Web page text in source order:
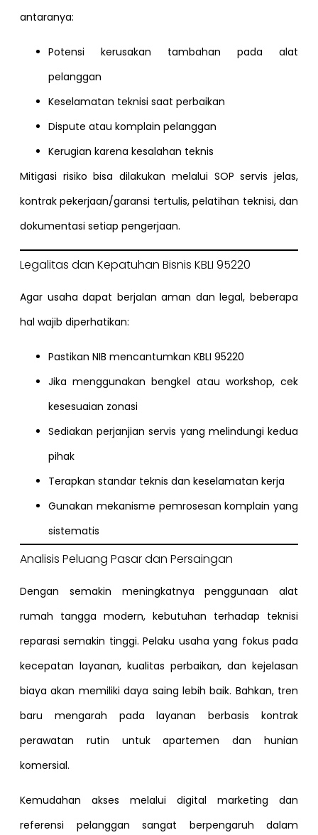
antaranya:
Potensi kerusakan tambahan pada alat
pelanggan
Keselamatan teknisi saat perbaikan
Dispute atau komplain pelanggan
Kerugian karena kesalahan teknis
Mitigasi risiko bisa dilakukan melalui SOP servis jelas,
kontrak pekerjaan/garansi tertulis, pelatihan teknisi, dan
dokumentasi setiap pengerjaan.
Legalitas dan Kepatuhan Bisnis KBLI 95220
Agar usaha dapat berjalan aman dan legal, beberapa
hal wajib diperhatikan:
Pastikan NIB mencantumkan KBLI 95220
Jika menggunakan bengkel atau workshop, cek
kesesuaian zonasi
Sediakan perjanjian servis yang melindungi kedua
pihak
Terapkan standar teknis dan keselamatan kerja
Gunakan mekanisme pemrosesan komplain yang
sistematis
Analisis Peluang Pasar dan Persaingan
Dengan semakin meningkatnya penggunaan alat
rumah tangga modern, kebutuhan terhadap teknisi
reparasi semakin tinggi. Pelaku usaha yang fokus pada
kecepatan layanan, kualitas perbaikan, dan kejelasan
biaya akan memiliki daya saing lebih baik. Bahkan, tren
baru mengarah pada layanan berbasis kontrak
perawatan rutin untuk apartemen dan hunian
komersial.
Kemudahan akses melalui digital marketing dan
referensi pelanggan sangat berpengaruh dalam